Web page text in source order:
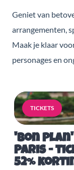
Geniet van
arrangementen,
Maak je klaar
personages en
TICKETS
'Bon
Paris -
52%